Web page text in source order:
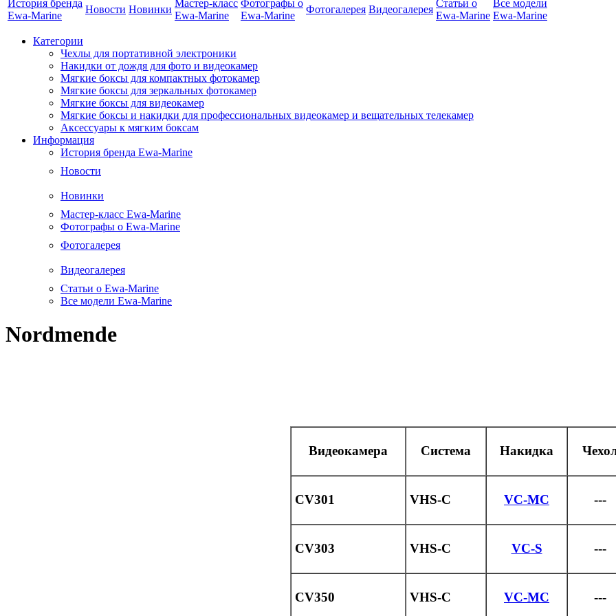
История бренда
Ewa-Marine
Новости Новинки
Мастер-класс
Ewa-Marine
Фотографы о
Ewa-Marine
Фотогалерея Видеогалерея
Статьи о
Ewa-Marine
Все модели
Ewa-Marine
Категории
Чехлы для портативной электроники
Накидки от дождя для фото и видеокамер
Мягкие боксы для компактных фотокамер
Мягкие боксы для зеркальных фотокамер
Мягкие боксы для видеокамер
Мягкие боксы и накидки для профессиональных видеокамер и вещательных телекамер
Аксессуары к мягким боксам
Информация
История бренда Ewa-Marine
Новости
Новинки
Мастер-класс Ewa-Marine
Фотографы о Ewa-Marine
Фотогалерея
Видеогалерея
Статьи о Ewa-Marine
Все модели Ewa-Marine
Nordmende
Видеокамера Система Накидка
CV301 VHS-C VC-MC ---
CV303 VHS-C VC-S ---
CV350 VHS-C VC-MC ---